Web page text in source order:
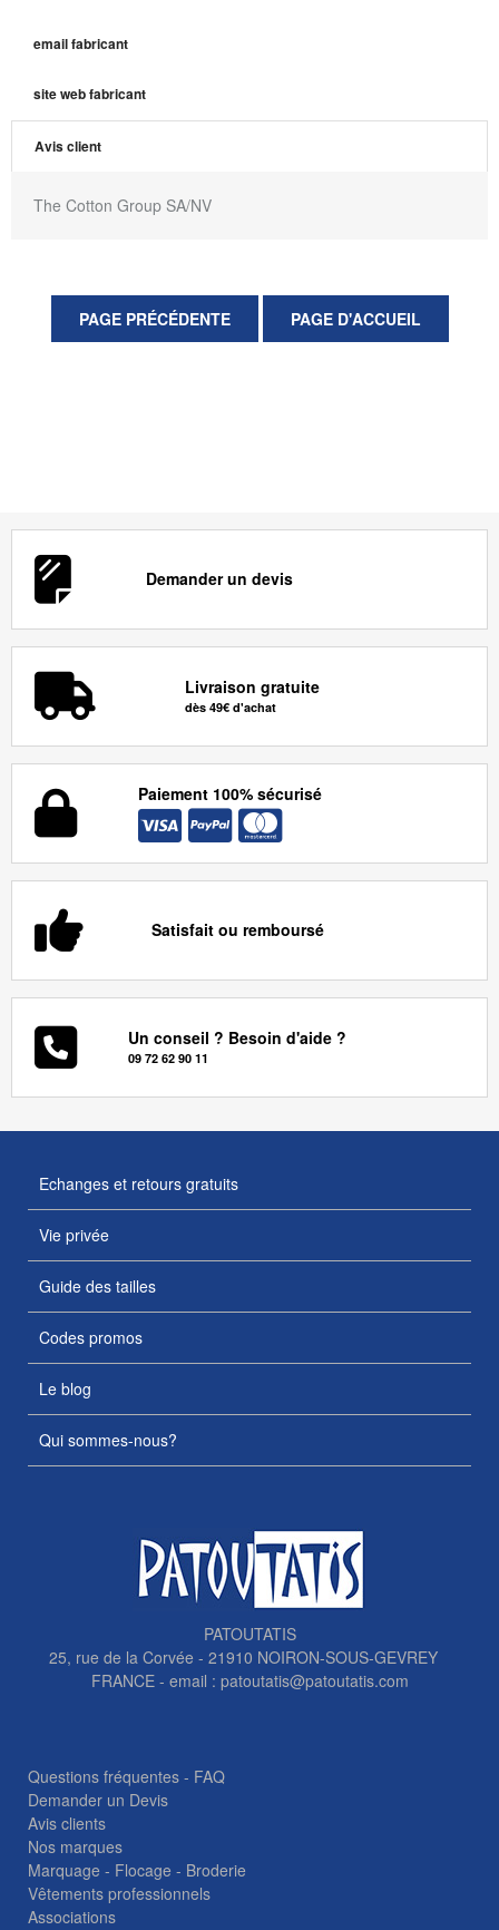
email fabricant
site web fabricant
Avis client
The Cotton Group SA/NV
Demander un devis
Livraison gratuite
dès 49€ d'achat
Paiement 100% sécurisé
Satisfait ou remboursé
Un conseil ? Besoin d'aide ?
09 72 62 90 11
Echanges et retours gratuits
Vie privée
Guide des tailles
Codes promos
Le blog
Qui sommes-nous?
PATOUTATIS
25, rue de la Corvée - 21910 NOIRON-SOUS-GEVREY
FRANCE - email : patoutatis@patoutatis.com
Questions fréquentes - FAQ
Demander un Devis
Avis clients
Nos marques
Marquage - Flocage - Broderie
Vêtements professionnels
Associations